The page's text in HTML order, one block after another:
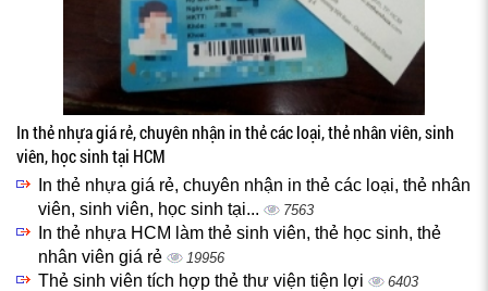
In thẻ nhựa giá rẻ, chuyên nhận in thẻ các loại, thẻ nhân viên, sinh
viên, học sinh tại HCM
In thẻ nhựa giá rẻ, chuyên nhận in thẻ các loại, thẻ nhân
viên, sinh viên, học sinh tại...
7563
In thẻ nhựa HCM làm thẻ sinh viên, thẻ học sinh, thẻ
nhân viên giá rẻ
19956
Thẻ sinh viên tích hợp thẻ thư viện tiện lợi 6403